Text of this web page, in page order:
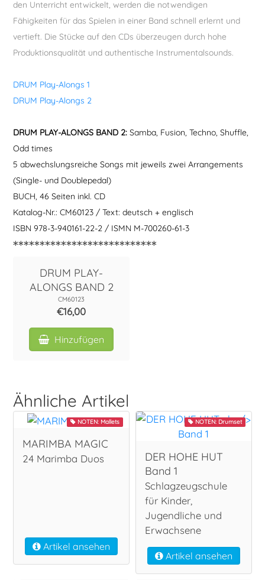
den Unterricht entwickelt, werden die notwendigen
Fähigkeiten für das Spielen in einer Band schnell erlernt und
vertieft. Die Stücke auf den CDs überzeugen durch hohe
Produktionsqualität und authentische Instrumentalsounds.
DRUM Play-Alongs 1
DRUM Play-Alongs 2
DRUM PLAY-ALONGS BAND 2: Samba, Fusion, Techno, Shuffle,
Odd times
5 abwechslungsreiche Songs mit jeweils zwei Arrangements
(Single- und Doublepedal)
BUCH, 46 Seiten inkl. CD
Katalog-Nr.: CM60123 / Text: deutsch + englisch
ISBN 978-3-940161-22-2 / ISMN M-700260-61-3
***************************
DRUM PLAY-
ALONGS BAND 2
CM60123
€16,00
Hinzufügen
Ähnliche Artikel
NOTEN: Mallets
MARIMBA MAGIC
24 Marimba Duos
Artikel ansehen
NOTEN: Drumset
DER HOHE HUT
Band 1
Schlagzeugschule
für Kinder,
Jugendliche und
Erwachsene
Artikel ansehen